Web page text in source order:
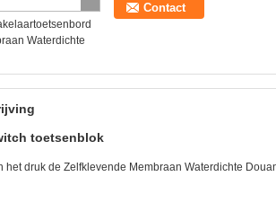
Waterdichte
Contact
toetsenblok
het druk de Zelfklevende Membraan Waterdichte